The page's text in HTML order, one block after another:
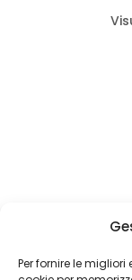
Per fornire le
Categorie
Filtro Prezzo